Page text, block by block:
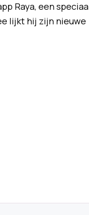
Raya, een
lijkt hij zijn nieuwe